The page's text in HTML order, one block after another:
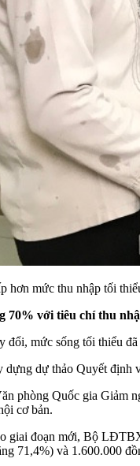
hơn mức thu nhập tối
70% với tiêu chí thu
đổi, mức sống tối thiểu
dự thảo Quyết định
phòng Quốc gia Giảm
cơ bản.
giai đoạn mới, Bộ
71,4%) và 1.600.000